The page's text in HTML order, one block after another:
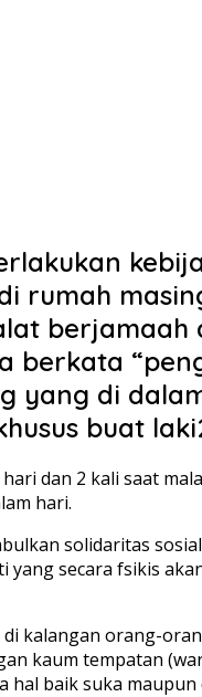
rumah
berjamaah
berkata
yang di
buat
dan 2 kali saat
hari.
solidaritas
secara fsikis
kalangan orang-
kaum tempatan
hal baik suka maupun